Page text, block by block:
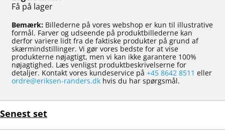
Få på lager
Bemærk: Billederne på vores webshop er kun til illustrative
formål. Farver og udseende på produktbillederne kan
derfor variere lidt fra de faktiske produkter på grund af
skærmindstillinger. Vi gør vores bedste for at vise
produkterne nøjagtigt, men vi kan ikke garantere 100%
nøjagtighed. Læs venligst produktbeskrivelserne for
detaljer. Kontakt vores kundeservice på +45 8642 8511 eller
ordre@eriksen-randers.dk hvis du har spørgsmål.
Senest set